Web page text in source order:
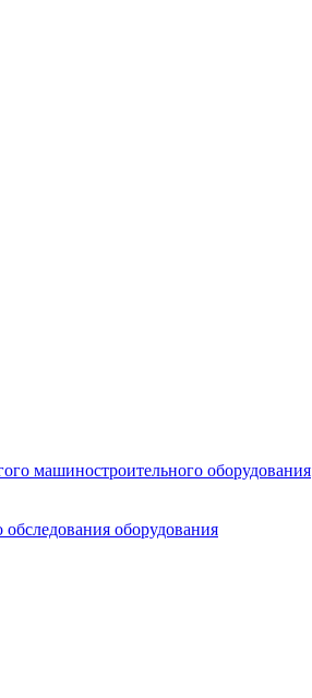
машиностроительного оборудования
оборудования